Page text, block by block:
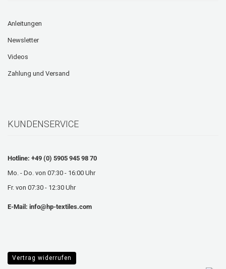
Anleitungen
Newsletter
Videos
Zahlung und Versand
KUNDENSERVICE
Hotline: +49 (0) 5905 945 98 70
Mo. - Do. von 07:30 - 16:00 Uhr
Fr. von 07:30 - 12:30 Uhr
E-Mail: info@hp-textiles.com
Vertrag widerrufen